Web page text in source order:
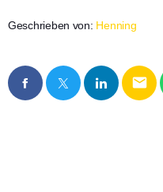
Geschrieben von: Henning
email